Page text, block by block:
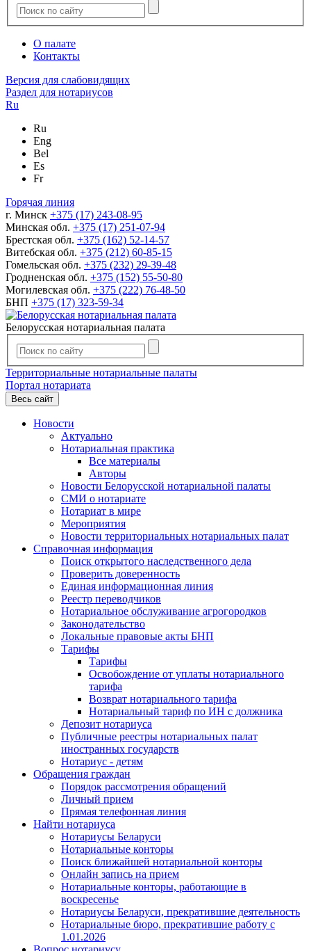
О палате
Контакты
Версия для слабовидящих
Раздел для нотариусов
Ru
Ru
Eng
Bel
Es
Fr
Горячая линия
г. Минск +375 (17) 243-08-95
Минская обл. +375 (17) 251-07-94
Брестская обл. +375 (162) 52-14-57
Витебская обл. +375 (212) 60-85-15
Гомельская обл. +375 (232) 29-39-48
Гродненская обл. +375 (152) 55-50-80
Могилевская обл. +375 (222) 76-48-50
БНП +375 (17) 323-59-34
Белорусская нотариальная палата
Территориальные нотариальные палаты
Портал нотариата
Весь сайт
Новости
Актуально
Нотариальная практика
Все материалы
Авторы
Новости Белорусской нотариальной палаты
СМИ о нотариате
Нотариат в мире
Мероприятия
Новости территориальных нотариальных палат
Справочная информация
Поиск открытого наследственного дела
Проверить доверенность
Единая информационная линия
Реестр переводчиков
Нотариальное обслуживание агрогородков
Законодательство
Локальные правовые акты БНП
Тарифы
Тарифы
Освобождение от уплаты нотариального
тарифа
Возврат нотариального тарифа
Нотариальный тариф по ИН с должника
Депозит нотариуса
Публичные реестры нотариальных палат
иностранных государств
Нотариус - детям
Обращения граждан
Порядок рассмотрения обращений
Личный прием
Прямая телефонная линия
Найти нотариуса
Нотариусы Беларуси
Нотариальные конторы
Поиск ближайшей нотариальной конторы
Онлайн запись на прием
Нотариальные конторы, работающие в
воскресенье
Нотариусы Беларуси, прекратившие деятельность
Нотариальные бюро, прекратившие работу с
1.01.2026